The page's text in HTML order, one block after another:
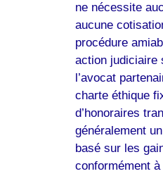
ne nécessite
aucune
procédure
action judiciaire
l’avocat
charte éthique
d’honoraires
généralement
basé sur les
conformément